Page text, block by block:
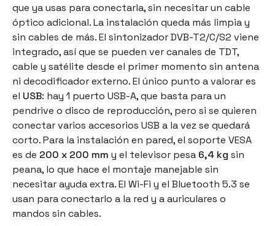
que ya usas para conectarla, sin necesitar un cable
óptico adicional. La instalación queda más limpia y
sin cables de más. El sintonizador DVB-T2/C/S2 viene
integrado, así que se pueden ver canales de TDT,
cable y satélite desde el primer momento sin antena
ni decodificador externo. El único punto a valorar es
el USB: hay 1 puerto USB-A, que basta para un
pendrive o disco de reproducción, pero si se quieren
conectar varios accesorios USB a la vez se quedará
corto. Para la instalación en pared, el soporte VESA
es de 200 x 200 mm y el televisor pesa 6,4 kg sin
peana, lo que hace el montaje manejable sin
necesitar ayuda extra. El Wi-Fi y el Bluetooth 5.3 se
usan para conectarlo a la red y a auriculares o
mandos sin cables.